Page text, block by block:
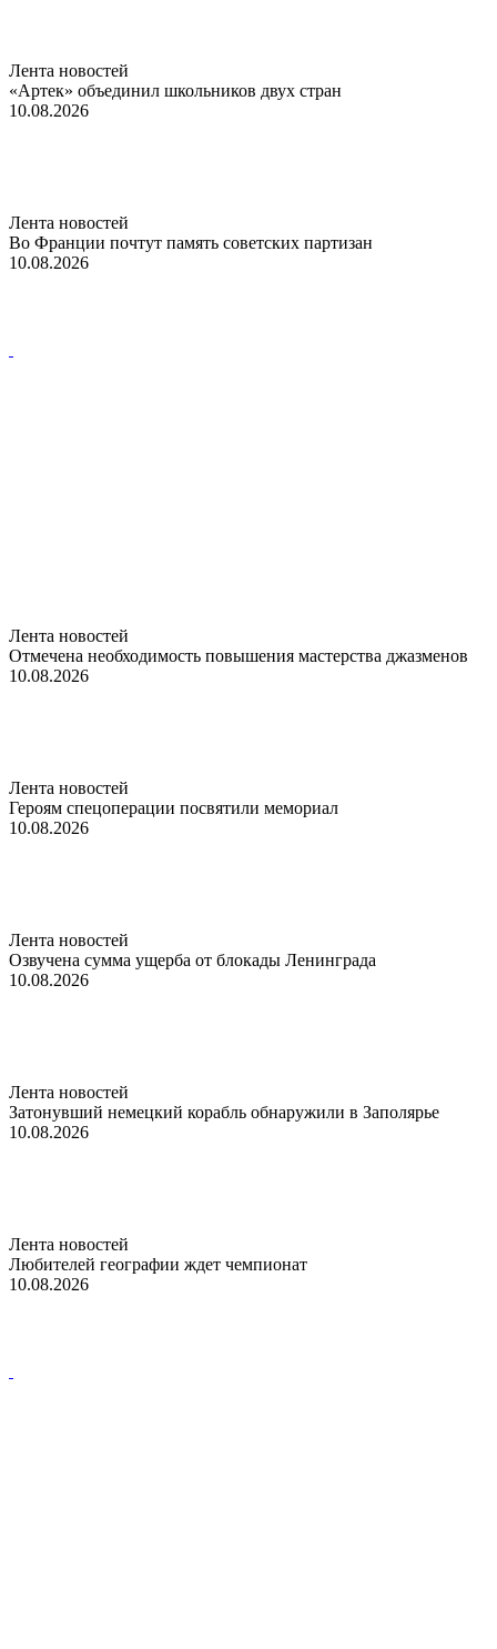
Лента новостей
«Артек» объединил школьников двух стран
10.08.2026
Лента новостей
Во Франции почтут память советских партизан
10.08.2026
Лента новостей
Отмечена необходимость повышения мастерства джазменов
10.08.2026
Лента новостей
Героям спецоперации посвятили мемориал
10.08.2026
Лента новостей
Озвучена сумма ущерба от блокады Ленинграда
10.08.2026
Лента новостей
Затонувший немецкий корабль обнаружили в Заполярье
10.08.2026
Лента новостей
Любителей географии ждет чемпионат
10.08.2026